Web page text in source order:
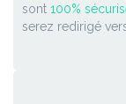
sont 100%
serez redirigé